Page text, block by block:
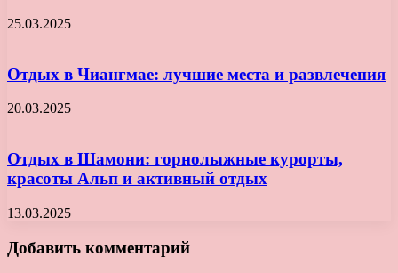
25.03.2025
Отдых в Чиангмае: лучшие места и развлечения
20.03.2025
Отдых в Шамони: горнолыжные курорты,
красоты Альп и активный отдых
13.03.2025
Добавить комментарий